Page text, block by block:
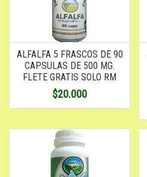
ALFALFA 5 FRASCOS DE 90
CAPSULAS DE 500 MG.
FLETE GRATIS SOLO RM
$20.000